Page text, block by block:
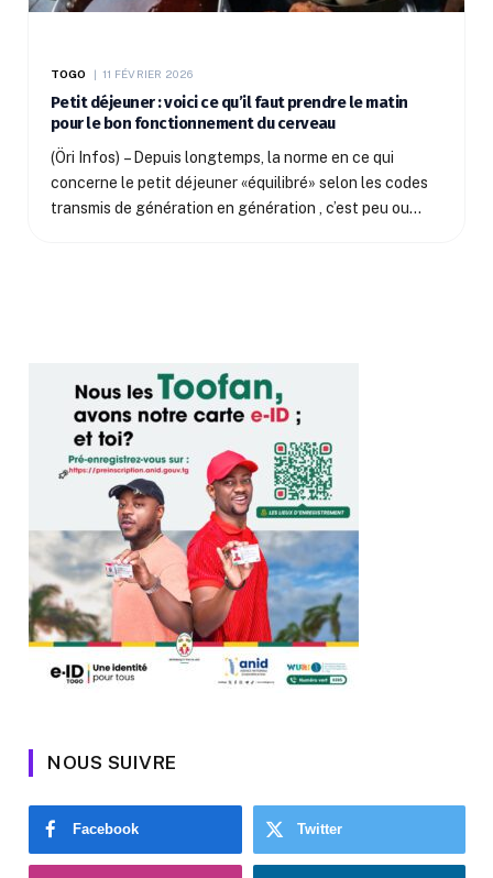
TOGO 11 FÉVRIER 2026
Petit déjeuner : voici ce qu’il faut prendre le matin
pour le bon fonctionnement du cerveau
(Öri Infos) – Depuis longtemps, la norme en ce qui
concerne le petit déjeuner «équilibré» selon les codes
transmis de génération en génération , c’est peu ou…
NOUS SUIVRE
Facebook Twitter